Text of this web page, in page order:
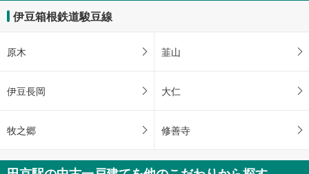
伊豆箱根鉄道駿豆線
原木 韮山
伊豆長岡 大仁
牧之郷 修善寺